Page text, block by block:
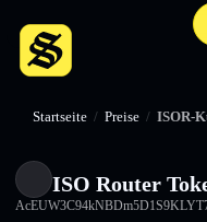
Startseite / Preise / ISOR-
ISO Router